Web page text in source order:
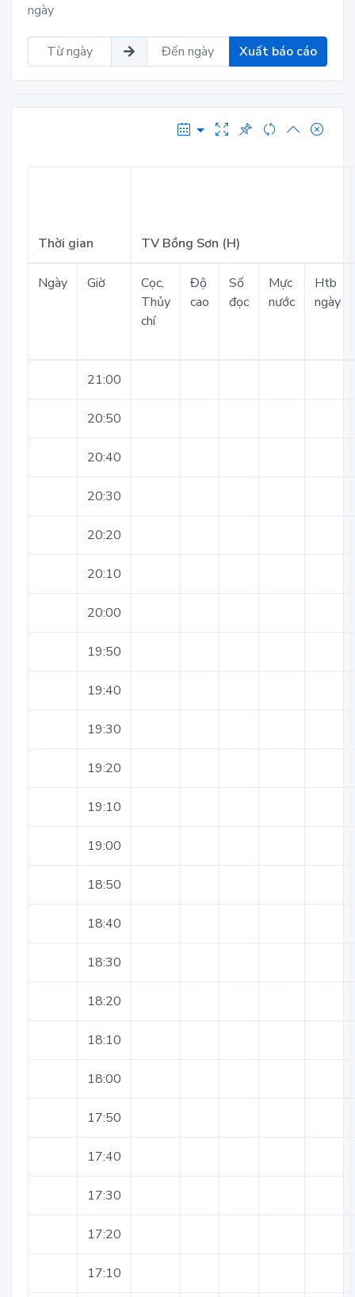
ngày
Xuất báo cáo
Thời gian TV Bồng Sơn (H)
Ngày Giờ
Cọc,
Thủy
chí
Độ
cao
Số
đọc
Mực
nước
Htb
ngày
21:00
20:50
20:40
20:30
20:20
20:10
20:00
19:50
19:40
19:30
19:20
19:10
19:00
18:50
18:40
18:30
18:20
18:10
18:00
17:50
17:40
17:30
17:20
17:10